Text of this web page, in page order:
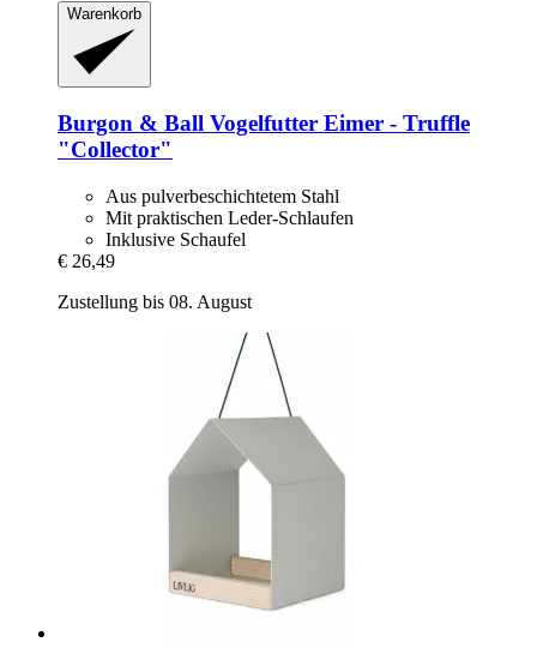
Warenkorb
Burgon & Ball Vogelfutter Eimer -​ Truffle
"Collector"
Aus pulverbeschichtetem Stahl
Mit praktischen Leder-Schlaufen
Inklusive Schaufel
€ 26,49
Zustellung bis 08. August